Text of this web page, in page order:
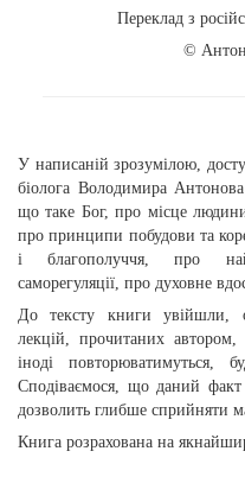
Переклад з
©
У написаній зрозумілою,
біолога Володимира
що таке Бог, про місце людини
про принципи побудови та
і благополуччя, про
саморегуляції, про духовне
До тексту книги увійшли,
лекцій, прочитаних
іноді повторюватимуться,
Сподіваємося, що даний факт
дозволить глибше сприйняти
Книга розрахована на